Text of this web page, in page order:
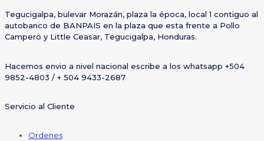
Tegucigalpa, bulevar Morazán, plaza la época, local 1 contiguo al
autobanco de BANPAIS en la plaza que esta frente a Pollo
Campero y Little Ceasar, Tegucigalpa, Honduras.
Hacemos envio a nivel nacional escribe a los whatsapp +504
9852-4803 / + 504 9433-2687
Servicio al Cliente
Ordenes